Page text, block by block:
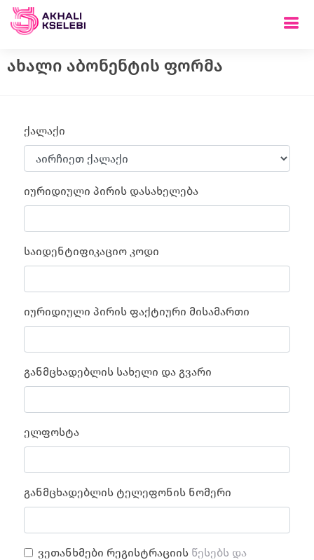
ახალი აბონენტის ფორმა
ქალაქი
იურიდიული პირის დასახელება
საიდენტიფიკაციო კოდი
იურიდიული პირის ფაქტიური მისამართი
განმცხადებლის სახელი და გვარი
ელფოსტა
განმცხადებლის ტელეფონის ნომერი
ვეთანხმები რეგისტრაციის წესებს და